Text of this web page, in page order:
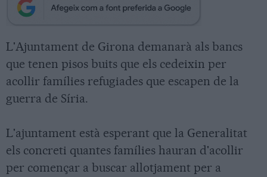
L'Ajuntament de Girona demanarà als bancs
que tenen pisos buits que els cedeixin per
acollir famílies refugiades que escapen de la
guerra de Síria.
L'ajuntament està esperant que la Generalitat
els concreti quantes famílies hauran d'acollir
per començar a buscar allotjament per a